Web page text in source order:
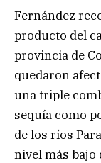
Fernández
producto del
provincia de
quedaron
una triple
sequía como
de los ríos
nivel más bajo